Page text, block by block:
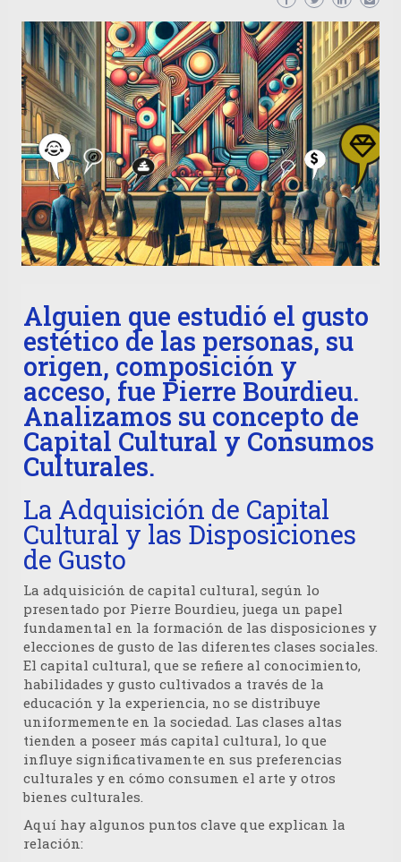
Alguien que estudió el gusto
estético de las personas, su
origen, composición y
acceso, fue Pierre Bourdieu.
Analizamos su concepto de
Capital Cultural y Consumos
Culturales.
La Adquisición de Capital
Cultural y las Disposiciones
de Gusto
La adquisición de capital cultural, según lo
presentado por Pierre Bourdieu, juega un papel
fundamental en la formación de las disposiciones y
elecciones de gusto de las diferentes clases sociales.
El capital cultural, que se refiere al conocimiento,
habilidades y gusto cultivados a través de la
educación y la experiencia, no se distribuye
uniformemente en la sociedad. Las clases altas
tienden a poseer más capital cultural, lo que
influye significativamente en sus preferencias
culturales y en cómo consumen el arte y otros
bienes culturales.
Aquí hay algunos puntos clave que explican la
relación: